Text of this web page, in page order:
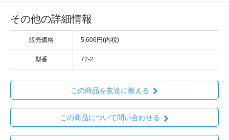
その他の詳細情報
販売価格 5,606円(内税)
型番 72-2
この商品を友達に教える
この商品について問い合わせる